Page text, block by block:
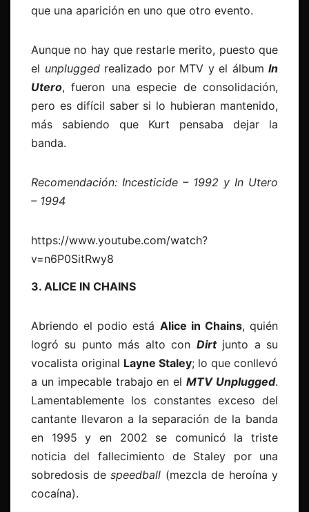
que una aparición en uno que otro evento.
Aunque no hay que restarle merito, puesto que
el unpluggedrealizado por MTV y el álbum In
Utero, fueron una especie de consolidación,
pero es difícil saber si lo hubieran mantenido,
más sabiendo que Kurt pensaba dejar la
banda.
Recomendación: Incesticide – 1992 y In Utero
– 1994
https://www.youtube.com/watch?
v=n6P0SitRwy8
3. ALICE IN CHAINS
Abriendo el podio está Alice in Chains, quién
logró su punto más alto con Dirt junto a su
vocalista original Layne Staley; lo que conllevó
a un impecable trabajo en elMTV Unplugged.
Lamentablemente los constantes exceso del
cantante llevaron a la separación de la banda
en 1995 y en 2002 se comunicó la triste
noticia del fallecimiento de Staley por una
sobredosis de speedball (mezcla de heroína y
cocaína).